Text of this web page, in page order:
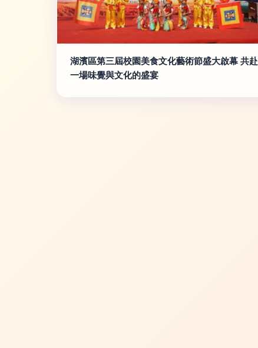
湖濱區第三屆校園美食文化藝術節盛大啟幕 共赴
一場味覺與文化的盛宴